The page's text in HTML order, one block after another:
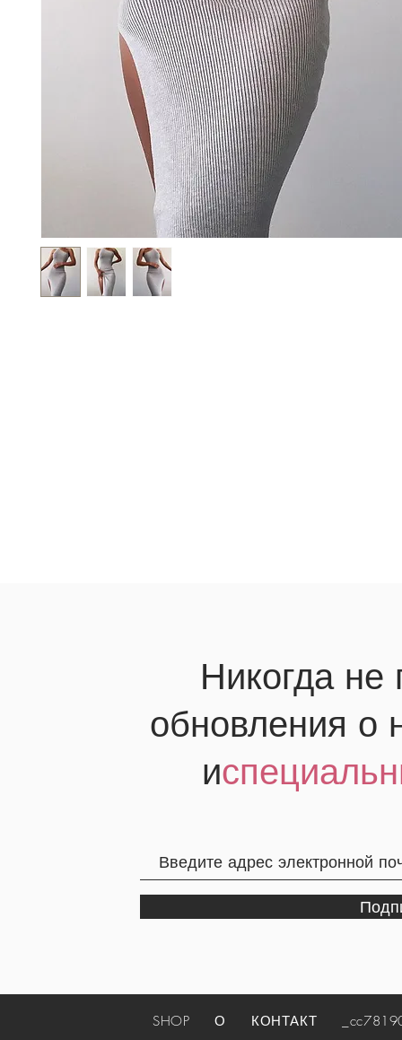
Никогда не
обновления о
и
SHOP О КОНТАКТ